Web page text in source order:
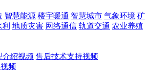
智慧能源 楼宇暖通 智慧城市 气象环境 矿
地质灾害 网络通信 轨道交通 农业养殖
介绍视频 售后技术支持视频
频